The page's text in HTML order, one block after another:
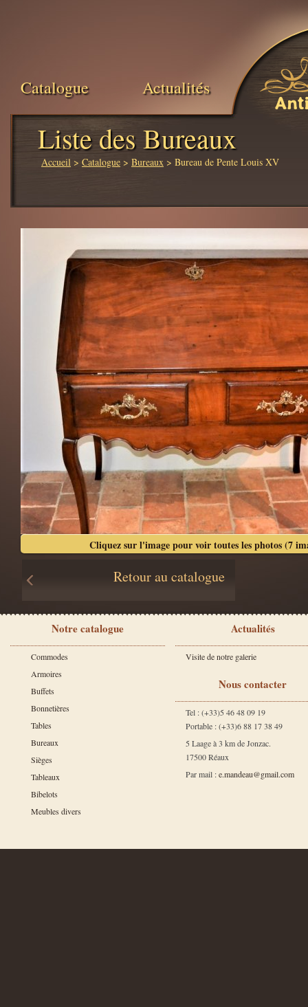
Catalogue Actualités
Liste des Bureaux
Accueil > Catalogue > Bureaux > Bureau de Pente Louis XV
Cliquez sur l'image pour voir toutes les photos (7
Retour au catalogue
Notre catalogue
Commodes
Armoires
Buffets
Bonnetières
Tables
Bureaux
Sièges
Tableaux
Bibelots
Meubles divers
Actualités
Visite de notre galerie
Nous contacter
Tel : (+33)5 46 48 09 19
Portable : (+33)6 88 17 38 49
5 Laage à 3 km de Jonzac.
17500 Réaux
Par mail :e.mandeau@gmail.com